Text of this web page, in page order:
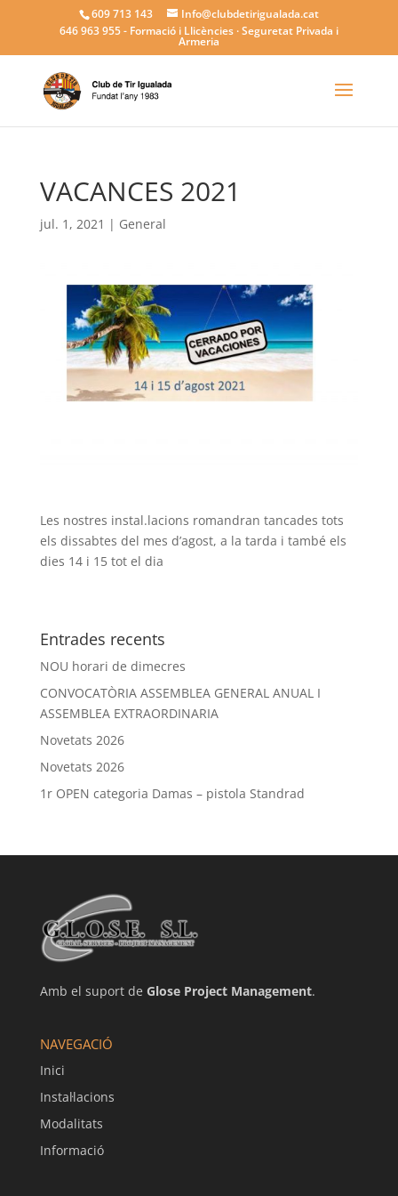
609 713 143
Info@clubdetirigualada.cat
646 963 955- Formació i Llicències · Seguretat Privada i
Armeria
VACANCES 2021
jul. 1, 2021 | General
Les nostres instal.lacions romandran tancades tots
els dissabtes del mes d’agost, a la tarda i també els
dies 14 i 15 tot el dia
Entrades recents
NOU horari de dimecres
CONVOCATÒRIA ASSEMBLEA GENERAL ANUAL I
ASSEMBLEA EXTRAORDINARIA
Novetats 2026
Novetats 2026
1r OPEN categoria Damas – pistola Standrad
Amb el suport de Glose Project Management.
NAVEGACIÓ
Inici
Instal·lacions
Modalitats
Informació